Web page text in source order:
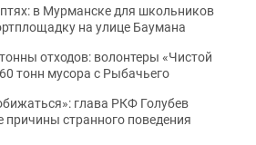
в Мурманске для школьников
на улице Баумана
отходов: волонтеры «Чистой
тонн мусора с Рыбачьего
глава РКФ Голубев
странного поведения